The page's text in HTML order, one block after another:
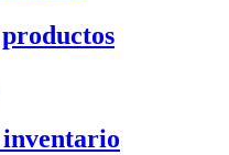
inventario